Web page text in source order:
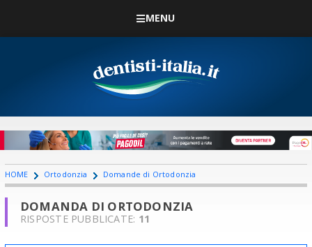
MENU
HOME Ortodonzia Domande di Ortodonzia
DOMANDA DI ORTODONZIA
RISPOSTE PUBBLICATE: 11